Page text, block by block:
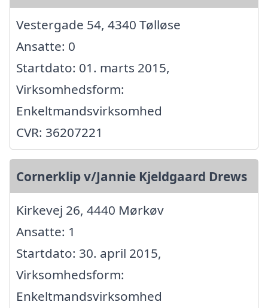
Vestergade 54, 4340 Tølløse
Ansatte: 0
Startdato: 01. marts 2015,
Virksomhedsform:
Enkeltmandsvirksomhed
CVR: 36207221
Cornerklip v/Jannie Kjeldgaard Drews
Kirkevej 26, 4440 Mørkøv
Ansatte: 1
Startdato: 30. april 2015,
Virksomhedsform:
Enkeltmandsvirksomhed